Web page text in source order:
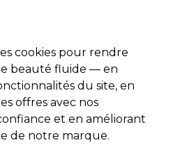
Se connecter
Coiffure Electro et Matériel
et délais
lire la suite
cookies pour rendre
beauté fluide — en
du site, en
offres avec nos
et en améliorant
de notre marque.